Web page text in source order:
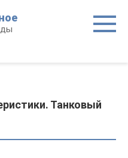
Танковый